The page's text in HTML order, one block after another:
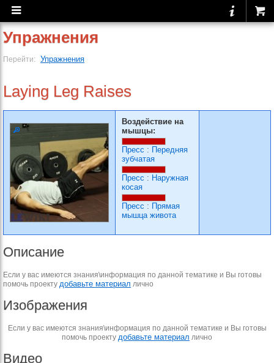
Упражнения
Перейти: Упражнения
Laying Leg Raises
Воздействие на
мышцы:
Пресс : Передняя
зубчатая
Пресс : Наружная
косая
Пресс : Прямая
мышца живота
Описание
Если у вас имеются знания\информация по данной тематике и Вы готовы
помочь проекту добавьте материал лично
Изображения
Если у вас имеются знания\информация по данной тематике и Вы готовы
помочь проекту добавьте материал лично
Видео